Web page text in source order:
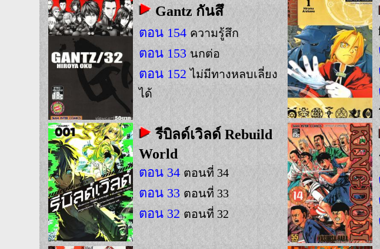
Gantz กันสึ
ตอน 154 ความรู้สึก
ตอน 153 นกต่อ
ตอน 152 ไม่มีทางหลบเลี่ยง
ได้
รีบิลด์เวิลด์ Rebuild
World
ตอน 34 ตอนที่ 34
ตอน 33 ตอนที่ 33
ตอน 32 ตอนที่ 32